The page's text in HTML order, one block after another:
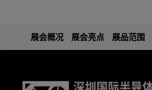
展会概况 展会亮点 展品范围